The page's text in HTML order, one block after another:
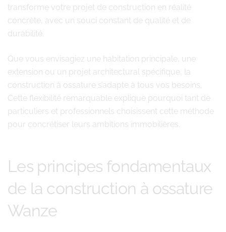
transforme votre projet de construction en réalité
concrète, avec un souci constant de qualité et de
durabilité.
Que vous envisagiez une habitation principale, une
extension ou un projet architectural spécifique, la
construction à ossature s’adapte à tous vos besoins.
Cette flexibilité remarquable explique pourquoi tant de
particuliers et professionnels choisissent cette méthode
pour concrétiser leurs ambitions immobilières.
Les principes fondamentaux
de la construction à ossature
Wanze